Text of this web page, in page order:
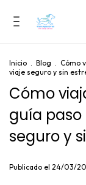
Inicio . Blog . Cómo
viaje seguro y sin
Cómo
guía paso
seguro y
Publicado el 24/03/